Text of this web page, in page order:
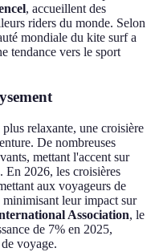
, accueillent des
riders du monde. Selon
mondiale du kite surf a
tendance vers le sport
relaxante, une croisière
De nombreuses
mettant l'accent sur
En 2026, les croisières
aux voyageurs de
minimisant leur impact sur
Association, le
de 7% en 2025,
voyage.